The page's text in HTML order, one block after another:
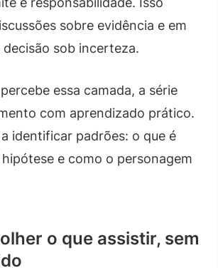
sobre evidência e em
sob incerteza.
essa camada, a série
com aprendizado prático.
identificar padrões: o que é
e como o personagem
o que assistir, sem